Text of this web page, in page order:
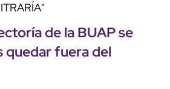
de la BUAP se
quedar fuera del